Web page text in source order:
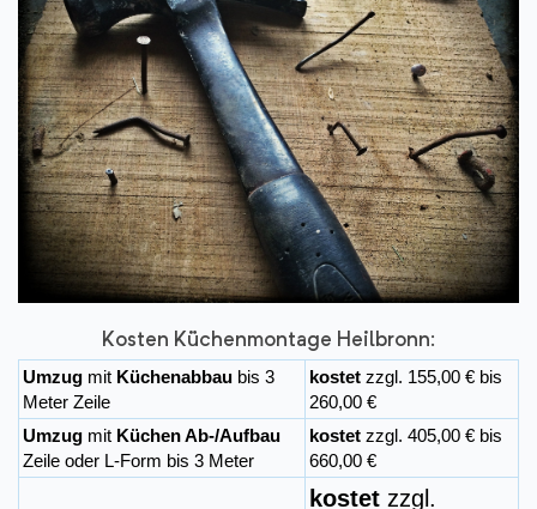
Kosten Küchenmontage Heilbronn:
Umzug mit Küchenabbau bis 3
Meter Zeile
kostet zzgl. 155,00 € bis
260,00 €
Umzug mit Küchen Ab-/Aufbau
Zeile oder L-Form bis 3 Meter
kostet zzgl. 405,00 € bis
660,00 €
kostet zzgl.